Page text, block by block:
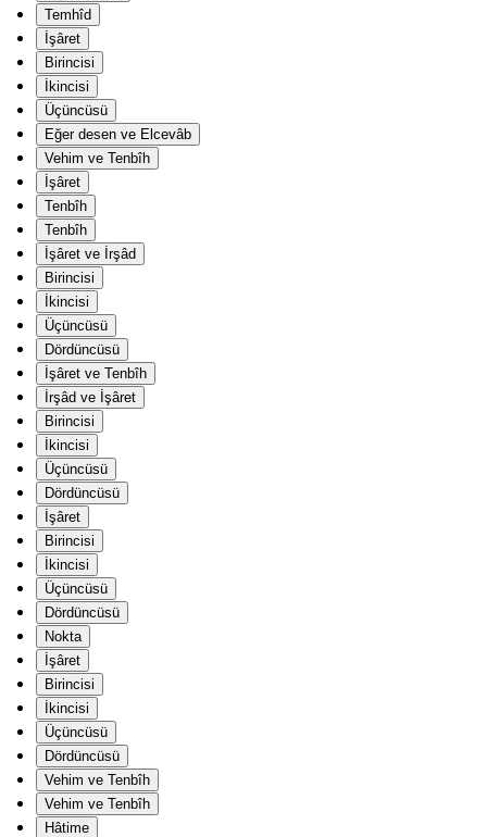
Temhîd
İşâret
Birincisi
İkincisi
Üçüncüsü
Eğer desen ve Elcevâb
Vehim ve Tenbîh
İşâret
Tenbîh
Tenbîh
İşâret ve İrşâd
Birincisi
İkincisi
Üçüncüsü
Dördüncüsü
İşâret ve Tenbîh
İrşâd ve İşâret
Birincisi
İkincisi
Üçüncüsü
Dördüncüsü
İşâret
Birincisi
İkincisi
Üçüncüsü
Dördüncüsü
Nokta
İşâret
Birincisi
İkincisi
Üçüncüsü
Dördüncüsü
Vehim ve Tenbîh
Vehim ve Tenbîh
Hâtime